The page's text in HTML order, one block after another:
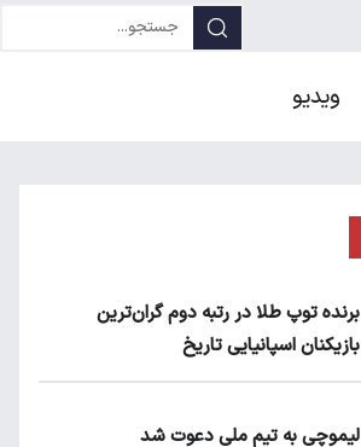
ویدیو
برنده توپ طلا در رتبه دوم گران‌ترین
بازیکنان اسپانیایی تاریخ
لیموچی به تیم ملی دعوت شد